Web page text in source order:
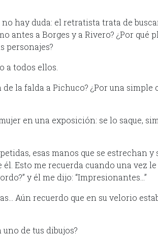
hay duda: el retratista trata de
antes a Borges y a Rivero? ¿Por qué
personajes?
a todos ellos.
la falda a Pichuco? ¿Por una simple
en una exposición: se lo saque,
esas manos que se estrechan y
Esto me recuerda cuando una vez
y él me dijo: “Impresionantes…”
Aún recuerdo que en su velorio
de tus dibujos?